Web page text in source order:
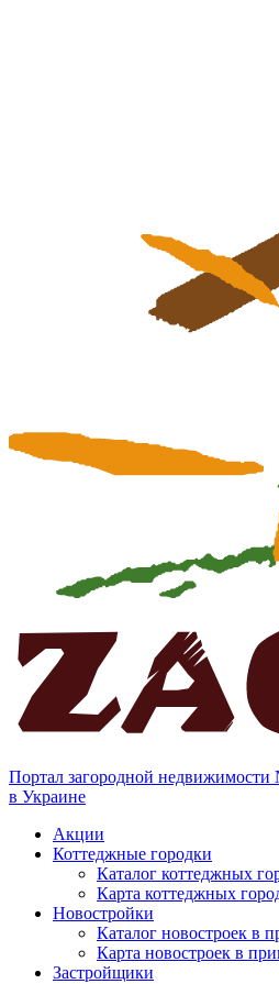
Портал загородной недвижимости
в Украине
Акции
Коттеджные городки
Каталог коттеджных
Карта коттеджных
Новостройки
Каталог новостроек в
Карта новостроек в
Застройщики